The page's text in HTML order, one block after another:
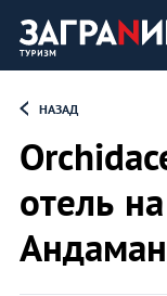
НАЗАД
отель